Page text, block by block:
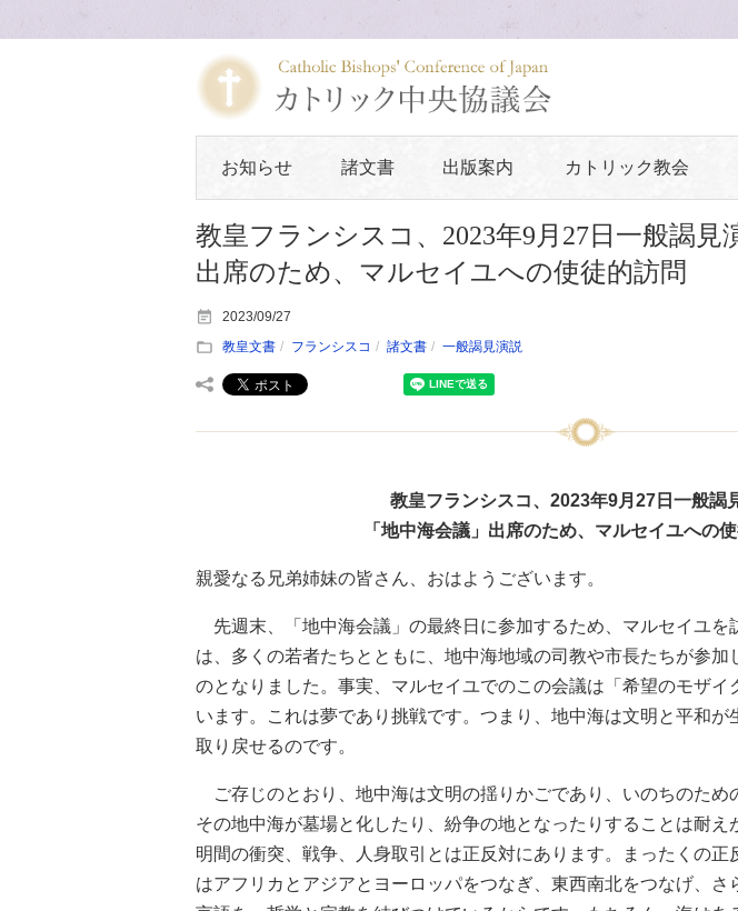
お知らせ 諸文書 出版案内 カトリック教会
教皇フランシスコ、2023年9月27日一般謁見
出席のため、マルセイユへの使徒的訪問
2023/09/27
教皇文書
フランシスコ 諸文書 一般謁見演説
教皇フランシスコ、2023年9月27日一般謁
「地中海会議」出席のため、マルセイユへの
親愛なる兄弟姉妹の皆さん、おはようございます。
先週末、「地中海会議」の最終日に参加するため、マルセイユを
は、多くの若者たちとともに、地中海地域の司教や市長たちが参加
のとなりました。事実、マルセイユでのこの会議は「希望のモザイ
います。これは夢であり挑戦です。つまり、地中海は文明と平和が
取り戻せるのです。
ご存じのとおり、地中海は文明の揺りかごであり、いのちのため
その地中海が墓場と化したり、紛争の地となったりすることは耐え
明間の衝突、戦争、人身取引とは正反対にあります。まったくの正
はアフリカとアジアとヨーロッパをつなぎ、東西南北をつなげ、さ